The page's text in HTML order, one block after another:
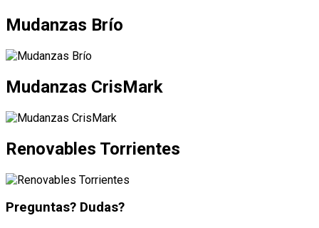
Mudanzas Brío
Mudanzas CrisMark
Renovables Torrientes
Preguntas? Dudas?